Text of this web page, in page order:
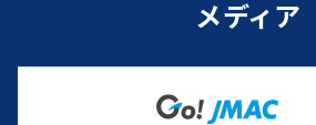
メディア